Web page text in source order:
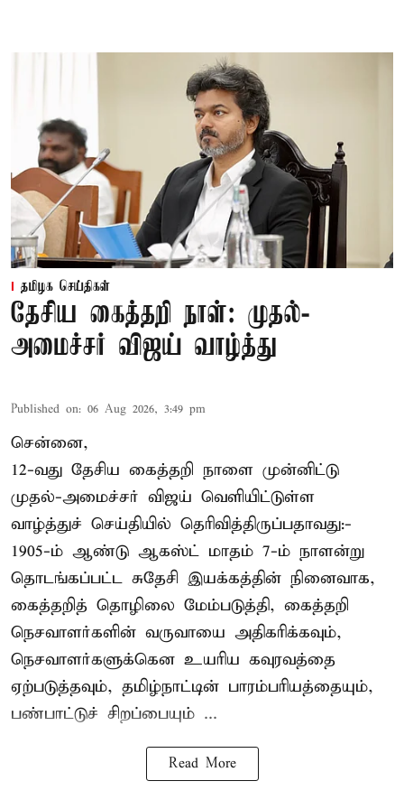
தமிழக செய்திகள்
தேசிய கைத்தறி நாள்: முதல்-
அமைச்சர் விஜய் வாழ்த்து
Published on: 06 Aug 2026, 3:49 pm
சென்னை,
12-வது தேசிய கைத்தறி நாளை முன்னிட்டு
முதல்-அமைச்சர் விஜய் வெளியிட்டுள்ள
வாழ்த்துச் செய்தியில் தெரிவித்திருப்பதாவது:-
1905-ம் ஆண்டு ஆகஸ்ட் மாதம் 7-ம் நாளன்று
தொடங்கப்பட்ட சுதேசி இயக்கத்தின் நினைவாக,
கைத்தறித் தொழிலை மேம்படுத்தி, கைத்தறி
நெசவாளர்களின் வருவாயை அதிகரிக்கவும்,
நெசவாளர்களுக்கென உயரிய கவுரவத்தை
ஏற்படுத்தவும், தமிழ்நாட்டின் பாரம்பரியத்தையும்,
பண்பாட்டுச் சிறப்பையும் ...
Read More